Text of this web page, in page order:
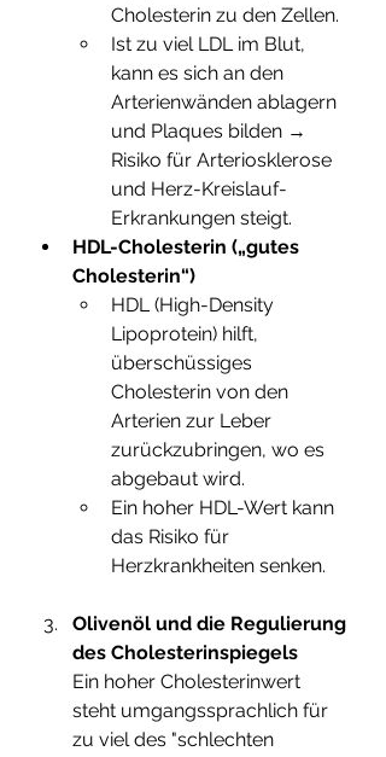
Cholesterin zu den Zellen.
Ist zu viel LDL im Blut,
kann es sich an den
Arterienwänden ablagern
und Plaques bilden →
Risiko für Arteriosklerose
und Herz-Kreislauf-
Erkrankungen steigt.
HDL-Cholesterin („gutes
Cholesterin“)
HDL (High-Density
Lipoprotein) hilft,
überschüssiges
Cholesterin von den
Arterien zur Leber
zurückzubringen, wo es
abgebaut wird.
Ein hoher HDL-Wert kann
das Risiko für
Herzkrankheiten senken.
Olivenöl und die Regulierung
des Cholesterinspiegels
Ein hoher Cholesterinwert
steht umgangssprachlich für
zu viel des "schlechten